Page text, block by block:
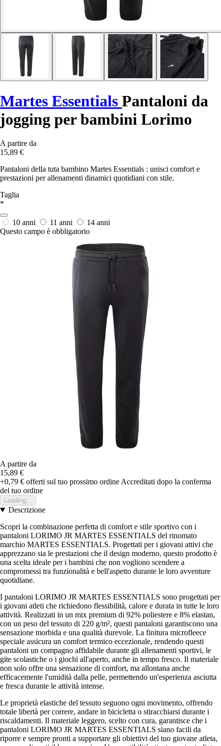
Martes Essentials Pantaloni da
jogging per bambini Lorimo
A partire da
15,89 €
Pantaloni della tuta bambino Martes Essentials : unisci comfort e
prestazioni per allenamenti dinamici quotidiani con stile.
Taglia
*
10 anni 11 anni
14 anni
Questo campo è obbligatorio
A partire da
15,89 €
+0,79 € offerti sul tuo prossimo ordine Accreditati dopo la conferma
del tuo ordine
Loading...
Descrizione
Scopri la combinazione perfetta di comfort e stile sportivo con i
pantaloni LORIMO JR MARTES ESSENTIALS del rinomato
marchio MARTES ESSENTIALS. Progettati per i giovani attivi che
apprezzano sia le prestazioni che il design moderno, questo prodotto è
una scelta ideale per i bambini che non vogliono scendere a
compromessi tra funzionalità e bell'aspetto durante le loro avventure
quotidiane.
I pantaloni LORIMO JR MARTES ESSENTIALS sono progettati per
i giovani atleti che richiedono flessibilità, calore e durata in tutte le loro
attività. Realizzati in un mix premium di 92% poliestere e 8% elastan,
con un peso del tessuto di 220 g/m², questi pantaloni garantiscono una
sensazione morbida e una qualità durevole. La finitura microfleece
speciale assicura un comfort termico eccezionale, rendendo questi
pantaloni un compagno affidabile durante gli allenamenti sportivi, le
gite scolastiche o i giochi all'aperto, anche in tempo fresco. Il materiale
non solo offre una sensazione di comfort, ma allontana anche
efficacemente l'umidità dalla pelle, permettendo un'esperienza asciutta
e fresca durante le attività intense.
Le proprietà elastiche del tessuto seguono ogni movimento, offrendo
totale libertà per correre, andare in bicicletta o stiracchiarsi durante i
riscaldamenti. Il materiale leggero, scelto con cura, garantisce che i
pantaloni LORIMO JR MARTES ESSENTIALS siano facili da
riporre e sempre pronti a supportare gli obiettivi del tuo giovane atleta,